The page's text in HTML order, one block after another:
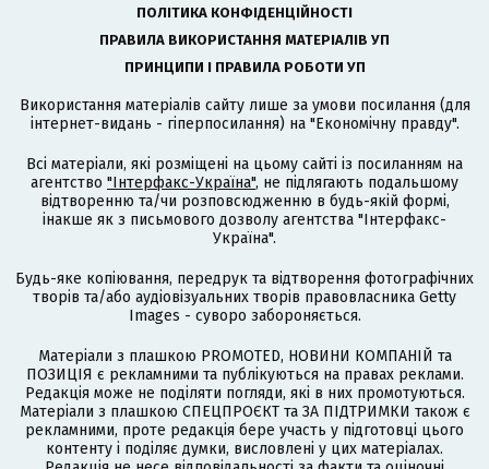
ПОЛІТИКА КОНФІДЕНЦІЙНОСТІ
ПРАВИЛА ВИКОРИСТАННЯ МАТЕРІАЛІВ УП
ПРИНЦИПИ І ПРАВИЛА РОБОТИ УП
Використання матеріалів сайту лише за умови посилання (для
інтернет-видань - гіперпосилання) на "Економічну правду".
Всі матеріали, які розміщені на цьому сайті із посиланням на
агентство "Інтерфакс-Україна", не підлягають подальшому
відтворенню та/чи розповсюдженню в будь-якій формі,
інакше як з письмового дозволу агентства "Інтерфакс-
Україна".
Будь-яке копіювання, передрук та відтворення фотографічних
творів та/або аудіовізуальних творів правовласника Getty
Images - суворо забороняється.
Матеріали з плашкою PROMOTED, НОВИНИ КОМПАНІЙ та
ПОЗИЦІЯ є рекламними та публікуються на правах реклами.
Редакція може не поділяти погляди, які в них промотуються.
Матеріали з плашкою СПЕЦПРОЄКТ та ЗА ПІДТРИМКИ також є
рекламними, проте редакція бере участь у підготовці цього
контенту і поділяє думки, висловлені у цих матеріалах.